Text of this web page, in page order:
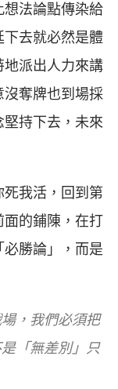
想法論點傳染給
下去就必然是體
地派出人力來講
奪牌也到場採
持下去，未來
死我活，回到第
的鋪陳，在打
勝論」，而是
，我們必須把
「無差別」只